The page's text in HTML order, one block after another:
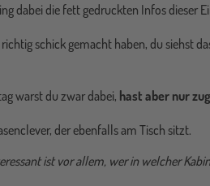
dabei die fett gedruckten Infos dieser
schick gemacht haben, du siehst
warst du zwar dabei, hast aber nur
der ebenfalls am Tisch sitzt.
ist vor allem, wer in welcher